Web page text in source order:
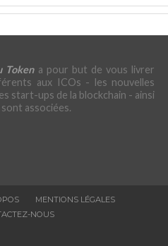
Tokena pour but de vous livrer
aux ICOs - les nouvelles
start-ups de la blockchain - ainsi
associées.
MENTIONS LÉGALES
NOUS